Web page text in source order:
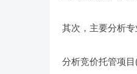
其次，主要分析
分析竞价托管项